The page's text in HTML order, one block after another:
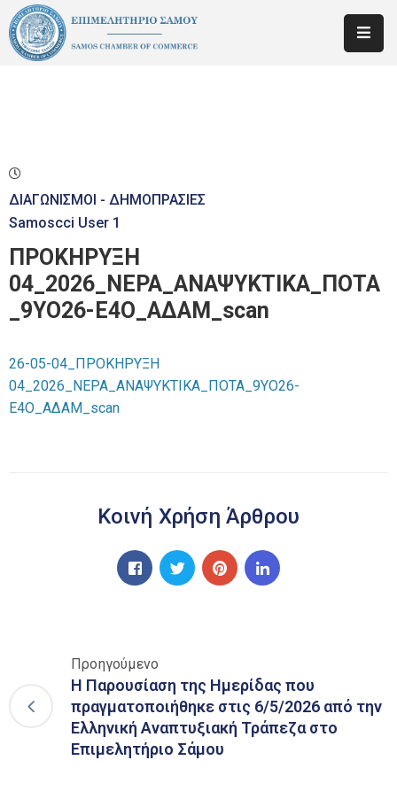
ΚΑΤΑΡΤΙΣΗ
–
ΕΚΠΑΙΔΕΥΣΗ
ΝΕΑ
ΕΠΙΚΟΙΝΩΝΙΑ
ΔΙΑΓΩΝΙΣΜΟΙ - ΔΗΜΟΠΡΑΣΙΕΣ
Samoscci User 1
ΠΡΟΚΗΡΥΞΗ
04_2026_ΝΕΡΑ_ΑΝΑΨΥΚΤΙΚΑ_ΠΟΤΑ
_9ΥΟ26-Ε4Ο_ΑΔΑΜ_scan
26-05-04_ΠΡΟΚΗΡΥΞΗ
04_2026_ΝΕΡΑ_ΑΝΑΨΥΚΤΙΚΑ_ΠΟΤΑ_9ΥΟ26-
Ε4Ο_ΑΔΑΜ_scan
Κοινή Χρήση Άρθρου
Προηγούμενο
Η Παρουσίαση της Ημερίδας που
πραγματοποιήθηκε στις 6/5/2026 από την
Ελληνική Αναπτυξιακή Τράπεζα στο
Επιμελητήριο Σάμου